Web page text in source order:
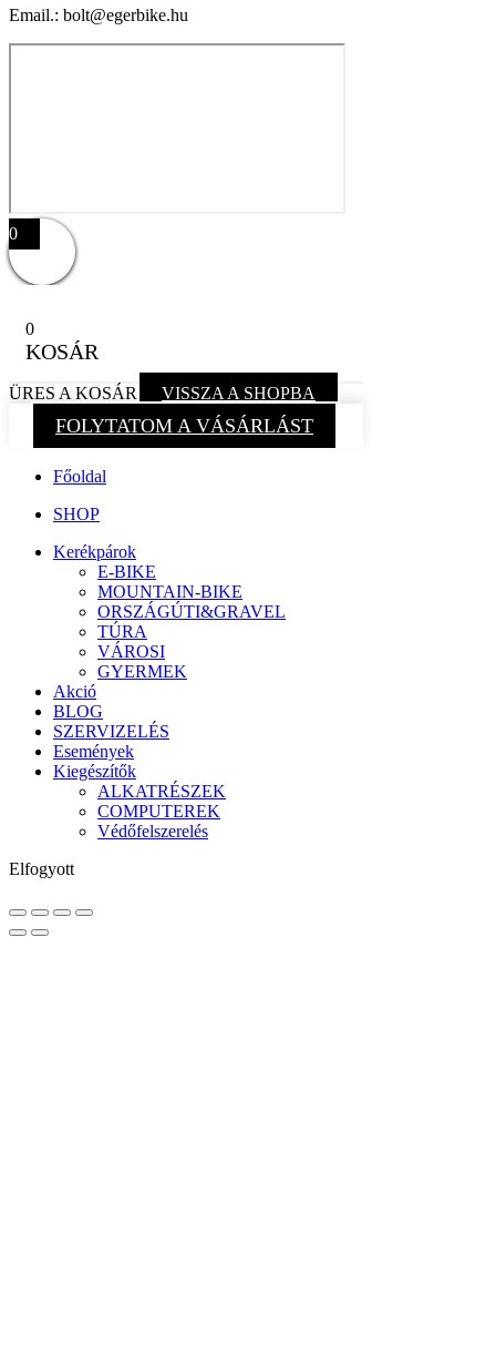
Email.: bolt@egerbike.hu
0
0
KOSÁR
ÜRES A KOSÁR VISSZA A SHOPBA
FOLYTATOM A VÁSÁRLÁST
Főoldal
SHOP
Kerékpárok
E-BIKE
MOUNTAIN-BIKE
ORSZÁGÚTI&GRAVEL
TÚRA
VÁROSI
GYERMEK
Akció
BLOG
SZERVIZELÉS
Események
Kiegészítők
ALKATRÉSZEK
COMPUTEREK
Védőfelszerelés
Elfogyott